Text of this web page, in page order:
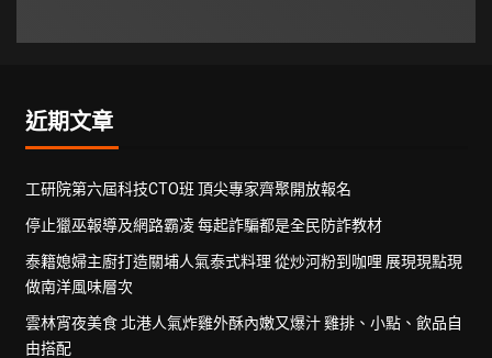
近期文章
工研院第六屆科技CTO班 頂尖專家齊聚開放報名
停止獵巫報導及網路霸凌 每起詐騙都是全民防詐教材
泰籍媳婦主廚打造關埔人氣泰式料理 從炒河粉到咖哩 展現現點現
做南洋風味層次
雲林宵夜美食 北港人氣炸雞外酥內嫩又爆汁 雞排、小點、飲品自
由搭配